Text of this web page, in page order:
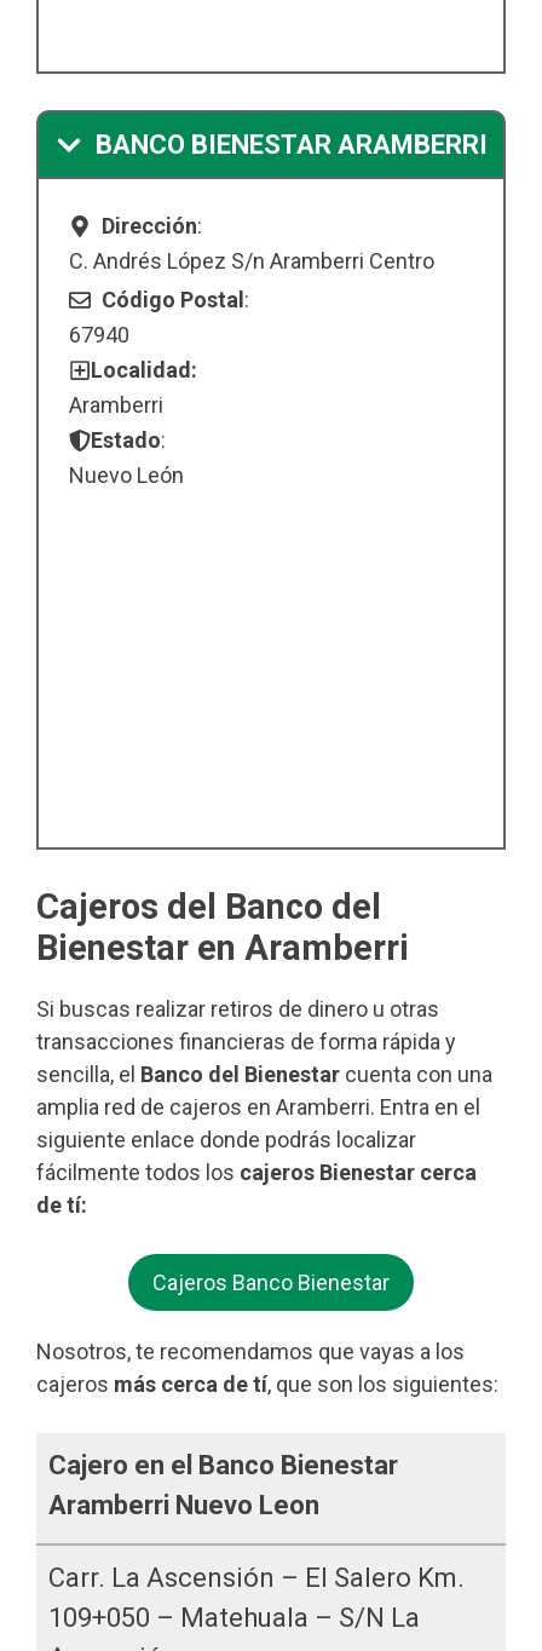
BANCO BIENESTAR ARAMBERRI
Dirección:
C. Andrés López S/n Aramberri Centro
Código Postal :
67940
Localidad:
Aramberri
Estado:
Nuevo León
Cajeros del Banco del
Bienestar en Aramberri
Si buscas realizar retiros de dinero u otras
transacciones financieras de forma rápida y
sencilla, el Banco del Bienestar cuenta con una
amplia red de cajeros en Aramberri. Entra en el
siguiente enlace donde podrás localizar
fácilmente todos los cajeros Bienestar cerca
de tí:
Cajeros Banco Bienestar
Nosotros, te recomendamos que vayas a los
cajeros más cerca de tí, que son los siguientes:
Cajero en el Banco Bienestar
Aramberri Nuevo Leon
Carr. La Ascensión – El Salero Km.
109+050 – Matehuala – S/n La